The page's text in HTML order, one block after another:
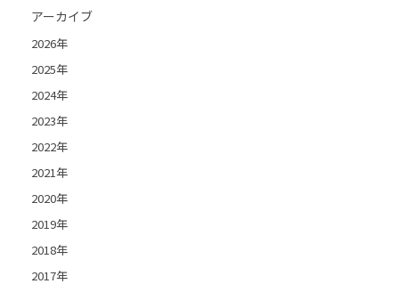
アーカイブ
2026年
2025年
2024年
2023年
2022年
2021年
2020年
2019年
2018年
2017年